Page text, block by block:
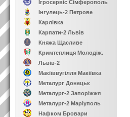
Ігросервіс Сімферополь
Інгулець-2 Петрове
Карлівка
Карпати-2 Львів
Княжа Щасливе
Кримтеплиця Молодіж.
Львів-2
Макіїввугілля Макіївка
Металург Донецьк
Металург-2 Запоріжжя
Металург-2 Маріуполь
Нафком Бровари